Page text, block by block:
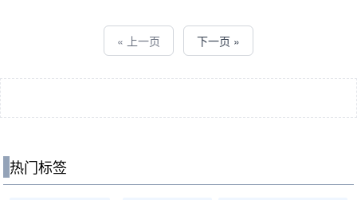
« 上一页 下一页 »
热门标签